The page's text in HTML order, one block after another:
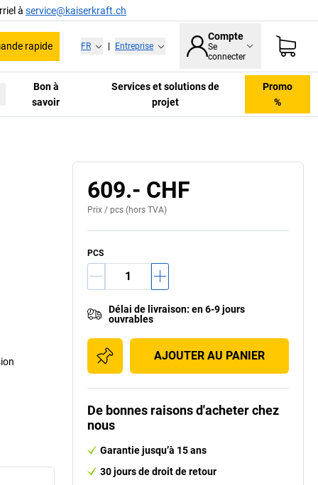
à service@kaiserkraft.ch
rapide FR Entreprise
Compte
Se
connecter
Bon à
savoir
Services et solutions de
projet
Promo
%
609.- CHF
Prix / pcs (hors TVA)
PCS
Délai de livraison: en 6-9 jours
ouvrables
AJOUTER AU PANIER
De bonnes raisons d'acheter chez
nous
Garantie jusqu’à 15 ans
30 jours de droit de retour